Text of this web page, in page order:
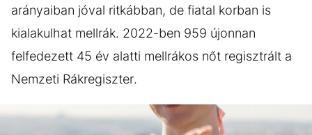
arányaiban jóval ritkábban, de fiatal korban is
kialakulhat mellrák. 2022-ben 959 újonnan
felfedezett 45 év alatti mellrákos nőt regisztrált a
Nemzeti Rákregiszter.